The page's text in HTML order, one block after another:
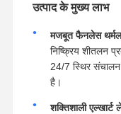
उत्पाद के मुख्य लाभ
मजबूत फैनलेस
निष्क्रिय शीतलन
24/7 स्थिर
है।
शक्तिशाली